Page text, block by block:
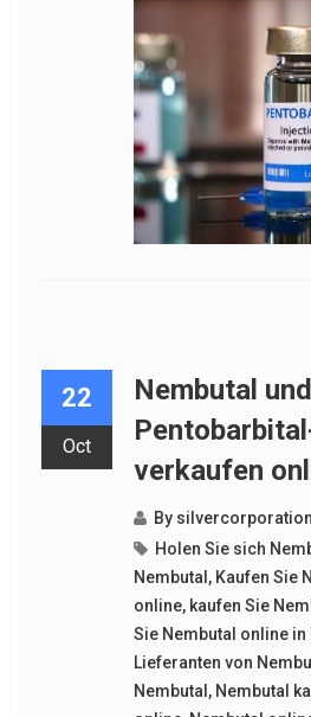
22
Oct
Nembutal und
verkaufen
By silvercorporation
Holen Sie sich
Nembutal , Kaufen Sie
online, kaufen Sie
Sie Nembutal online in
Lieferanten von
Nembutal , Nembutal